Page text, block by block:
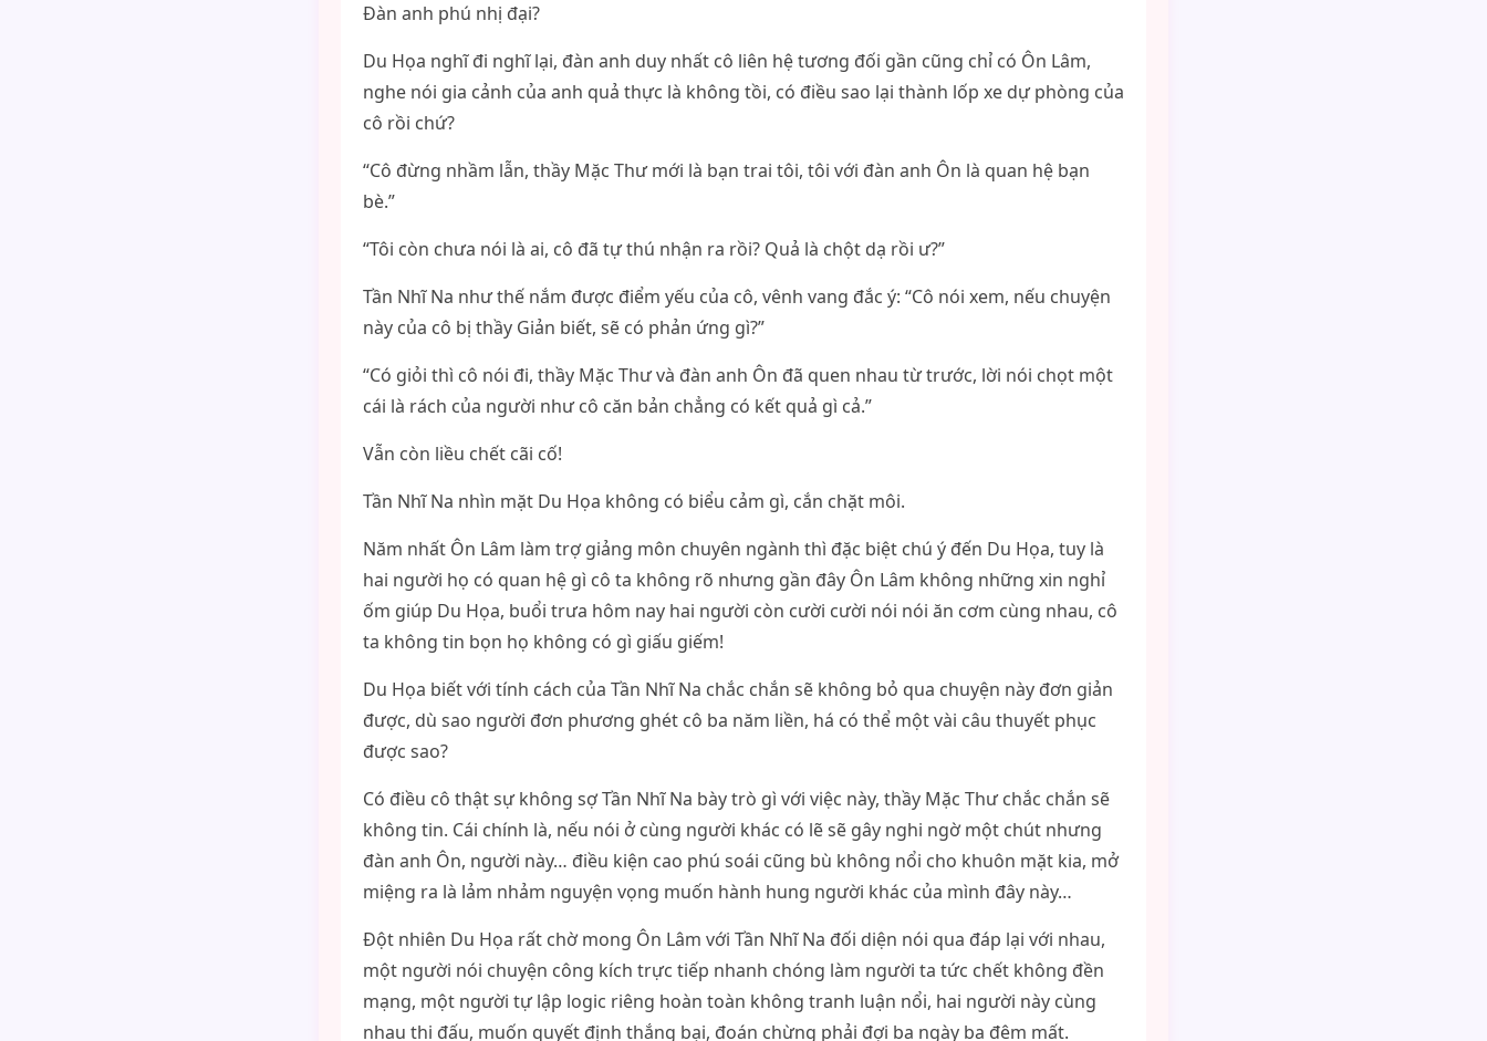
Đàn anh phú nhị đại?
Du Họa nghĩ đi nghĩ lại, đàn anh duy nhất cô liên hệ tương đối gần cũng chỉ có Ôn Lâm,
nghe nói gia cảnh của anh quả thực là không tồi, có điều sao lại thành lốp xe dự phòng của
cô rồi chứ?
“Cô đừng nhầm lẫn, thầy Mặc Thư mới là bạn trai tôi, tôi với đàn anh Ôn là quan hệ bạn
bè.”
“Tôi còn chưa nói là ai, cô đã tự thú nhận ra rồi? Quả là chột dạ rồi ư?”
Tần Nhĩ Na như thế nắm được điểm yếu của cô, vênh vang đắc ý: “Cô nói xem, nếu chuyện
này của cô bị thầy Giản biết, sẽ có phản ứng gì?”
“Có giỏi thì cô nói đi, thầy Mặc Thư và đàn anh Ôn đã quen nhau từ trước, lời nói chọt một
cái là rách của người như cô căn bản chẳng có kết quả gì cả.”
Vẫn còn liều chết cãi cố!
Tần Nhĩ Na nhìn mặt Du Họa không có biểu cảm gì, cắn chặt môi.
Năm nhất Ôn Lâm làm trợ giảng môn chuyên ngành thì đặc biệt chú ý đến Du Họa, tuy là
hai người họ có quan hệ gì cô ta không rõ nhưng gần đây Ôn Lâm không những xin nghỉ
ốm giúp Du Họa, buổi trưa hôm nay hai người còn cười cười nói nói ăn cơm cùng nhau, cô
ta không tin bọn họ không có gì giấu giếm!
Du Họa biết với tính cách của Tần Nhĩ Na chắc chắn sẽ không bỏ qua chuyện này đơn giản
được, dù sao người đơn phương ghét cô ba năm liền, há có thể một vài câu thuyết phục
được sao?
Có điều cô thật sự không sợ Tần Nhĩ Na bày trò gì với việc này, thầy Mặc Thư chắc chắn sẽ
không tin. Cái chính là, nếu nói ở cùng người khác có lẽ sẽ gây nghi ngờ một chút nhưng
đàn anh Ôn, người này… điều kiện cao phú soái cũng bù không nổi cho khuôn mặt kia, mở
miệng ra là lảm nhảm nguyện vọng muốn hành hung người khác của mình đây này…
Đột nhiên Du Họa rất chờ mong Ôn Lâm với Tần Nhĩ Na đối diện nói qua đáp lại với nhau,
một người nói chuyện công kích trực tiếp nhanh chóng làm người ta tức chết không đền
mạng, một người tự lập logic riêng hoàn toàn không tranh luận nổi, hai người này cùng
nhau thi đấu, muốn quyết định thắng bại, đoán chừng phải đợi ba ngày ba đêm mất.